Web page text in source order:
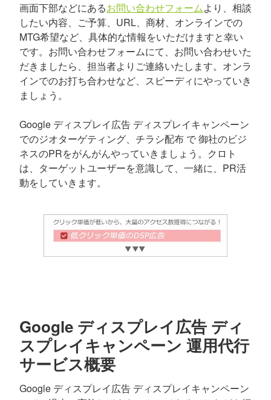
画面下部などにあるお問い合わせフォームより、相談
したい内容、ご予算、URL、商材、オンラインでの
MTG希望など、具体的な情報をいただけますと幸い
です。お問い合わせフォームにて、お問い合わせいた
だきましたら、担当者よりご連絡いたします。オンラ
インでのお打ち合わせなど、スピーディにやっていき
ましょう。
Google ディスプレイ広告 ディスプレイキャンペーン
でのジオターゲティング、チラシ配布 で 御社のビジ
ネスのPRをがんがんやっていきましょう。クロト
は、ターゲットユーザーを意識して、一緒に、PR活
動をしていきます。
Google ディスプレイ広告 ディ
スプレイキャンペーン 運用代行
サービス概要
Google ディスプレイ広告 ディスプレイキャンペーン